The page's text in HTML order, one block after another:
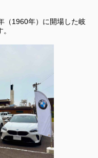
（1960年）に開場した岐